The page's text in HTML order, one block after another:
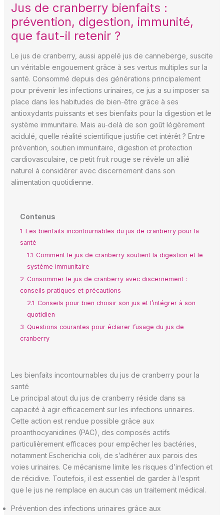
Jus de cranberry bienfaits :
prévention, digestion, immunité,
que faut-il retenir ?
Le jus de cranberry, aussi appelé jus de canneberge, suscite
un véritable engouement grâce à ses vertus multiples sur la
santé. Consommé depuis des générations principalement
pour prévenir les infections urinaires, ce jus a su imposer sa
place dans les habitudes de bien-être grâce à ses
antioxydants puissants et ses bienfaits pour la digestion et le
système immunitaire. Mais au-delà de son goût légèrement
acidulé, quelle réalité scientifique justifie cet intérêt ? Entre
prévention, soutien immunitaire, digestion et protection
cardiovasculaire, ce petit fruit rouge se révèle un allié
naturel à considérer avec discernement dans son
alimentation quotidienne.
Contenus
1 Les bienfaits incontournables du jus de cranberry pour la
santé
1.1 Comment le jus de cranberry soutient la digestion et le
système immunitaire
2 Consommer le jus de cranberry avec discernement :
conseils pratiques et précautions
2.1 Conseils pour bien choisir son jus et l’intégrer à son
quotidien
3 Questions courantes pour éclairer l’usage du jus de
cranberry
Les bienfaits incontournables du jus de cranberry pour la
santé
Le principal atout du jus de cranberry réside dans sa
capacité à agir efficacement sur les infections urinaires.
Cette action est rendue possible grâce aux
proanthocyanidines (PAC), des composés actifs
particulièrement efficaces pour empêcher les bactéries,
notamment Escherichia coli, de s’adhérer aux parois des
voies urinaires. Ce mécanisme limite les risques d’infection et
de récidive. Toutefois, il est essentiel de garder à l’esprit
que le jus ne remplace en aucun cas un traitement médical.
Prévention des infections urinaires grâce aux